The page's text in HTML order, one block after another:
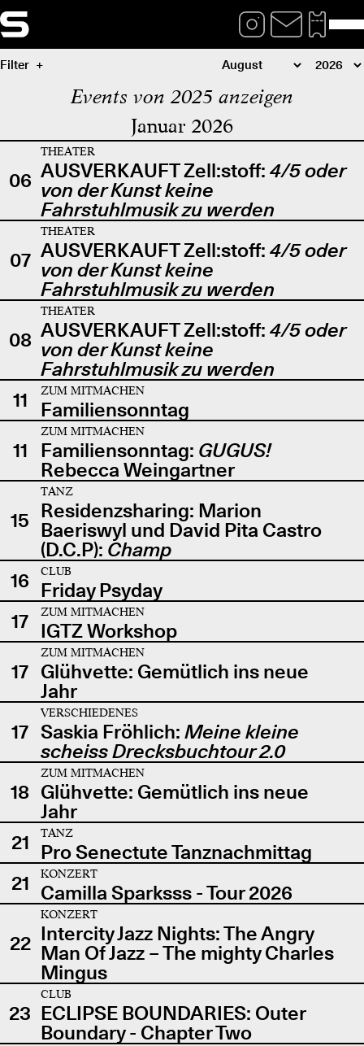
Filter
Events von 2025 anzeigen
Januar 2026
06
THEATER
AUSVERKAUFT Zell:stoff: 4/5 oder
von der Kunst keine
Fahrstuhlmusik zu werden
07
THEATER
AUSVERKAUFT Zell:stoff: 4/5 oder
von der Kunst keine
Fahrstuhlmusik zu werden
08
THEATER
AUSVERKAUFT Zell:stoff: 4/5 oder
von der Kunst keine
Fahrstuhlmusik zu werden
11
ZUM MITMACHEN
Familiensonntag
11
ZUM MITMACHEN
Familiensonntag: GUGUS!
Rebecca Weingartner
15
TANZ
Residenzsharing: Marion
Baeriswyl und David Pita Castro
(D.C.P): Champ
16
CLUB
Friday Psyday
17
ZUM MITMACHEN
IGTZ Workshop
17
ZUM MITMACHEN
Glühvette: Gemütlich ins neue
Jahr
17
VERSCHIEDENES
Saskia Fröhlich: Meine kleine
scheiss Drecksbuchtour 2.0
18
ZUM MITMACHEN
Glühvette: Gemütlich ins neue
Jahr
21
TANZ
Pro Senectute Tanznachmittag
21
KONZERT
Camilla Sparksss - Tour 2026
22
KONZERT
Intercity Jazz Nights: The Angry
Man Of Jazz – The mighty Charles
Mingus
23
CLUB
ECLIPSE BOUNDARIES: Outer
Boundary - Chapter Two